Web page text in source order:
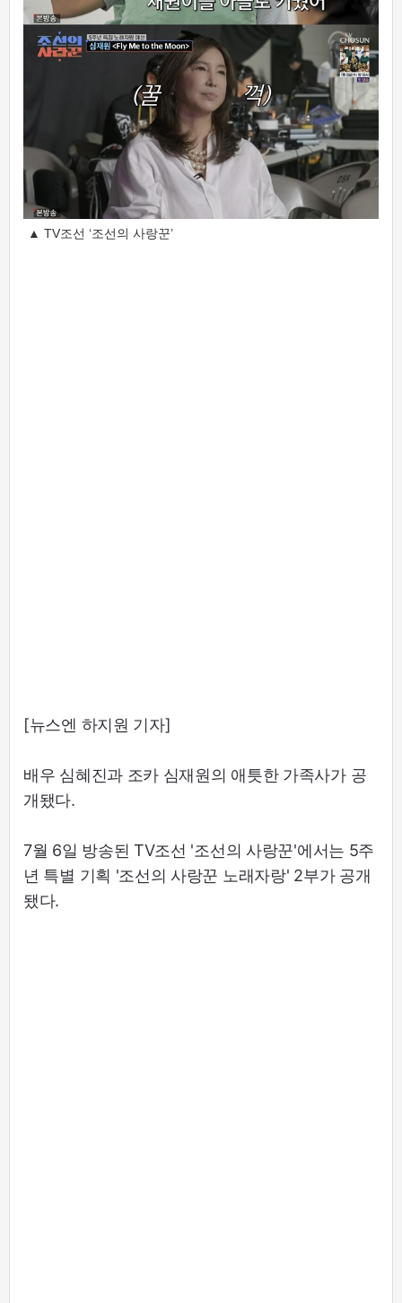
▲ TV조선 ‘조선의 사랑꾼’
[뉴스엔 하지원 기자]
배우 심혜진과 조카 심재원의 애틋한 가족사가 공
개됐다.
7월 6일 방송된 TV조선 '조선의 사랑꾼'에서는 5주
년 특별 기획 '조선의 사랑꾼 노래자랑' 2부가 공개
됐다.